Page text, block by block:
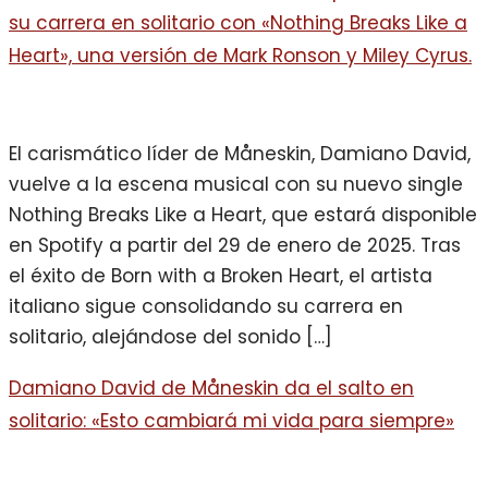
su carrera en solitario con «Nothing Breaks Like a
Heart», una versión de Mark Ronson y Miley Cyrus.
El carismático líder de Måneskin, Damiano David,
vuelve a la escena musical con su nuevo single
Nothing Breaks Like a Heart, que estará disponible
en Spotify a partir del 29 de enero de 2025. Tras
el éxito de Born with a Broken Heart, el artista
italiano sigue consolidando su carrera en
solitario, alejándose del sonido […]
Damiano David de Måneskin da el salto en
solitario: «Esto cambiará mi vida para siempre»